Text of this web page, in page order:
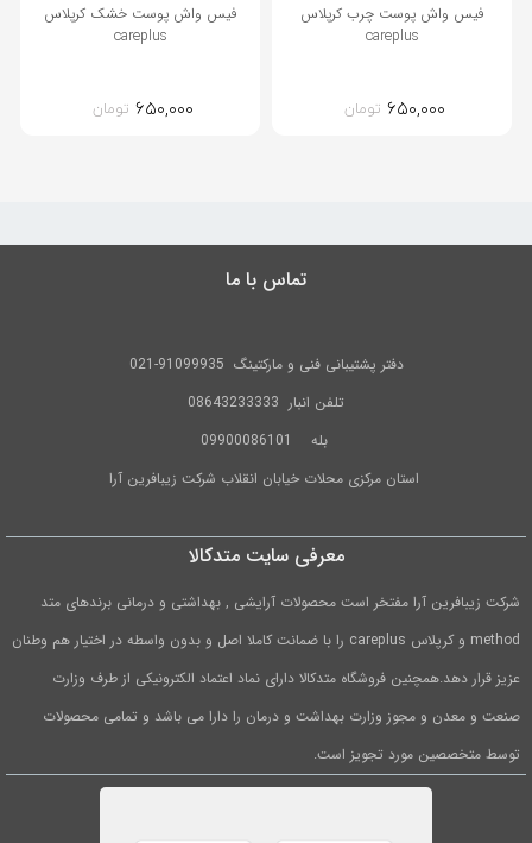
فیس واش پوست چرب کرپلاس
careplus
۶۵۰,۰۰۰ تومان
فیس واش پوست خشک کرپلاس
careplus
۶۵۰,۰۰۰ تومان
تماس با ما
دفتر پشتیبانی فنی و مارکتینگ 91099935-021
تلفن انبار 08643233333
بله
09900086101
استان مرکزی محلات خیابان انقلاب شرکت زیبافرین آرا
معرفی سایت متدکالا
شرکت زیبافرین آرا مفتخر است محصولات آرایشی , بهداشتی و درمانی برندهای متد
method و کرپلاس careplus را با ضمانت کاملا اصل و بدون واسطه در اختیار هم وطنان
عزیز قرار دهد.همچنین فروشگاه متدکالا دارای نماد اعتماد الکترونیکی از طرف وزارت
صنعت و معدن و مجوز وزارت بهداشت و درمان را دارا می باشد و تمامی محصولات
توسط متخصصین مورد تجویز است.